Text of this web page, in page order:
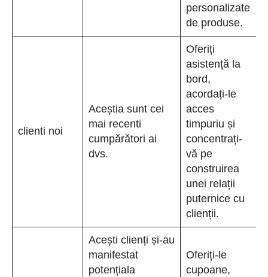
personalizate
de produse.
clienti noi
Aceștia sunt cei
mai recenti
cumpărători ai
dvs.
Oferiți
asistență la
bord,
acordați-le
acces
timpuriu și
concentrați-
vă pe
construirea
unei relații
puternice cu
clienții.
Acești clienți și-au
manifestat
potențiala
Oferiți-le
cupoane,